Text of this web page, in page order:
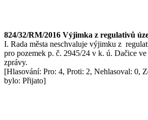
824/32/RM/2016 Výjimka z regulativů
I. Rada města neschvaluje výjimku z
pro pozemek p. č. 2945/24 v k. ú. Dačice
zprávy.
[Hlasování: Pro: 4, Proti: 2, Nehlasoval: 0,
bylo: Přijato]